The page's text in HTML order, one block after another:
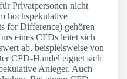
Privatpersonen nicht
hochspekulative
for Difference) gehören
eines CFDs leitet sich
ab, beispielsweise von
CFD-Handel eignet sich
Anleger. Auch